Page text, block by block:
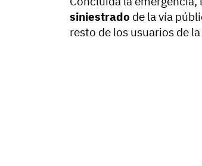
siniestrado de la vía
resto de los usuarios de